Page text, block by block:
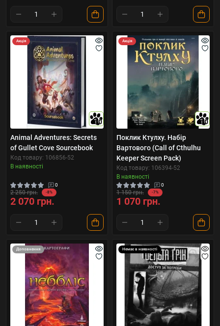
Акція
10
Animal Adventures: Secrets
of Gullet Cove Sourcebook
Код товару: 106856-52
В наявності
0
2 250 грн. -8%
2 070 грн.
Акція
10
Поклик Ктулху. Набір
Вартового (Call of Cthulhu
Keeper Screen Pack)
Код товару: 106394-52
В наявності
0
1 150 грн. -7%
1 070 грн.
Доповнення Немає в наявності